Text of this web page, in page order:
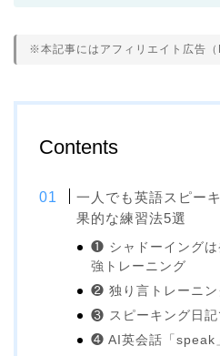
※本記事にはアフィリエイト広告（
Contents
一人でも英語スピー
果的な練習法5選
❶ シャドーイングは
強トレーニング
❷ 独り言トレーニン
❸ スピーキング日記
❹ AI英会話「speak